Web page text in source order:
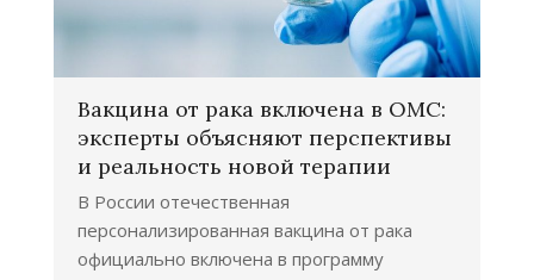
Вакцина от рака включена в ОМС:
эксперты объясняют перспективы
и реальность новой терапии
В России отечественная
персонализированная вакцина от рака
официально включена в программу